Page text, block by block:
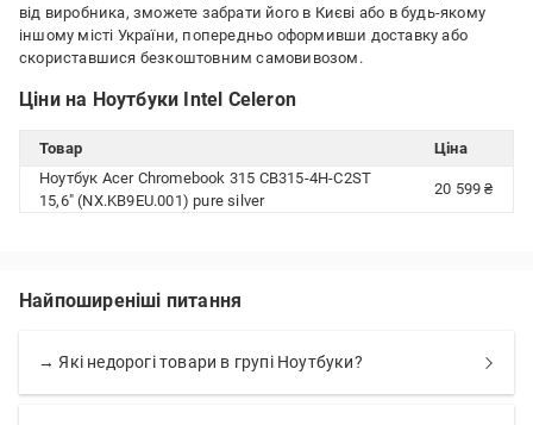
від виробника, зможете забрати його в Києві або в будь-якому
іншому місті України, попередньо оформивши доставку або
скориставшися безкоштовним самовивозом.
Ціни на Ноутбуки Intel Celeron
Товар
Ціна
Ноутбук Acer Chromebook 315 CB315-4H-C2ST
15,6" (NX.KB9EU.001) pure silver
20 599 ₴
Найпоширеніші питання
→ Які недорогі товари в групі Ноутбуки?